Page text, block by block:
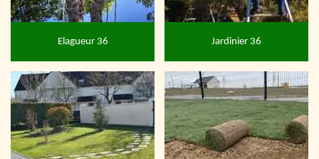
Elagueur 36 Jardinier 36